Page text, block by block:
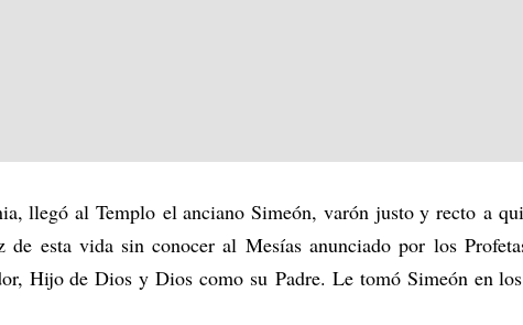
llegó al Templo el anciano Simeón, varón justo y recto a
esta vida sin conocer al Mesías anunciado por los
Hijo de Dios y Dios como su Padre. Le tomó Simeón en